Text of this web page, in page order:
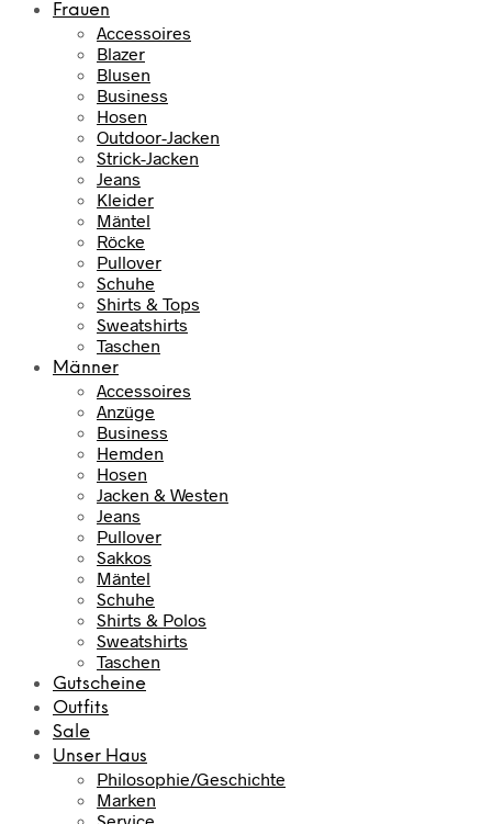
Frauen
Accessoires
Blazer
Blusen
Business
Hosen
Outdoor-Jacken
Strick-Jacken
Jeans
Kleider
Mäntel
Röcke
Pullover
Schuhe
Shirts & Tops
Sweatshirts
Taschen
Männer
Accessoires
Anzüge
Business
Hemden
Hosen
Jacken & Westen
Jeans
Pullover
Sakkos
Mäntel
Schuhe
Shirts & Polos
Sweatshirts
Taschen
Gutscheine
Outfits
Sale
Unser Haus
Philosophie/Geschichte
Marken